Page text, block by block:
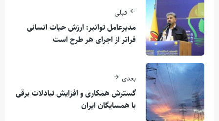
قبلی
مدیرعامل توانیر: ارزش حیات انسانی
فراتر از اجرای هر طرح است
بعدی
گسترش همکاری‌ و افزایش تبادلات برقی
با همسایگان ایران